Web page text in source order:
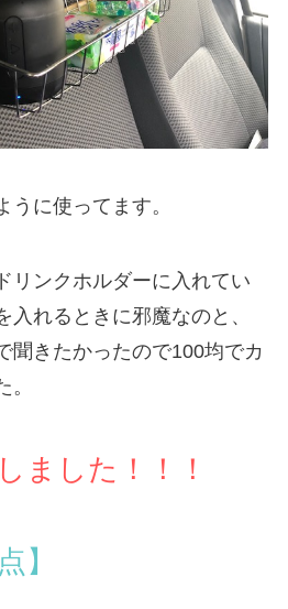
に使ってます。
リンクホルダーに入れてい
入れるときに邪魔なのと、
聞きたかったので100均でカ
ました！！！
】